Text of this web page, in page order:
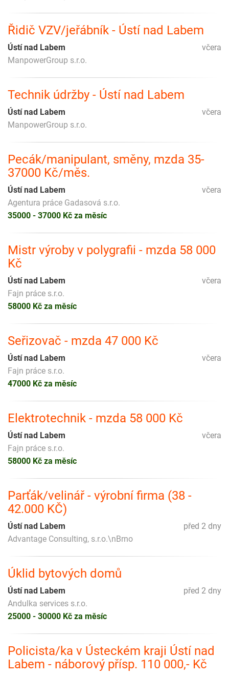
Řidič VZV/jeřábník - Ústí nad Labem
včera
Ústí nad Labem
ManpowerGroup s.r.o.
Technik údržby - Ústí nad Labem
včera
Ústí nad Labem
ManpowerGroup s.r.o.
Pecák/manipulant, směny, mzda 35-
37000 Kč/měs.
včera
Ústí nad Labem
Agentura práce Gadasová s.r.o.
35000 - 37000 Kč za měsíc
Mistr výroby v polygrafii - mzda 58 000
Kč
včera
Ústí nad Labem
Fajn práce s.r.o.
58000 Kč za měsíc
Seřizovač - mzda 47 000 Kč
včera
Ústí nad Labem
Fajn práce s.r.o.
47000 Kč za měsíc
Elektrotechnik - mzda 58 000 Kč
včera
Ústí nad Labem
Fajn práce s.r.o.
58000 Kč za měsíc
Parťák/velinář - výrobní firma (38 -
42.000 KČ)
před 2 dny
Ústí nad Labem
Advantage Consulting, s.r.o.\nBrno
Úklid bytových domů
před 2 dny
Ústí nad Labem
Andulka services s.r.o.
25000 - 30000 Kč za měsíc
Policista/ka v Ústeckém kraji Ústí nad
Labem - náborový přísp. 110 000,- Kč